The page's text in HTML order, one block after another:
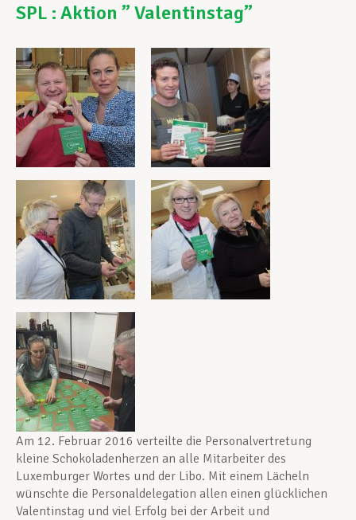
Ihre Rechte
Unterstützung im Privatleben
Berufliche Weiterentwicklung
Mitglied werden
Aktuell
SPL : Aktion ” Valentinstag”
Am 12. Februar 2016 verteilte die Personalvertretung
kleine Schokoladenherzen an alle Mitarbeiter des
Luxemburger Wortes und der Libo. Mit einem Lächeln
wünschte die Personaldelegation allen einen glücklichen
Valentinstag und viel Erfolg bei der Arbeit und